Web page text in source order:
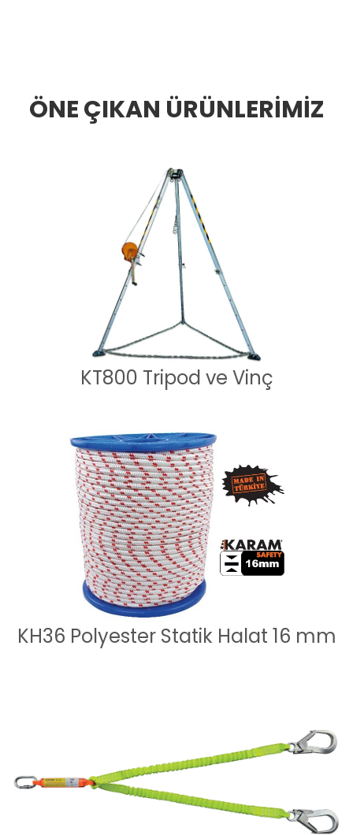
ÖNE ÇIKAN ÜRÜNLERİMİZ
KT800 Tripod ve Vinç
KH36 Polyester Statik Halat 16 mm